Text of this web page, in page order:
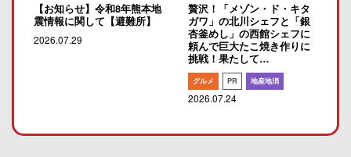
【お知らせ】令和8年熊本地
震情報に関して【避難所】
2026.07.29
贅沢！「メゾン・ド・キタ
ガワ」の北川シェフと「銀
杏釜めし」の西館シェフに
頼んで巨大たこ焼き作りに
挑戦！果たして…
グルメ PR 地産地消
2026.07.24